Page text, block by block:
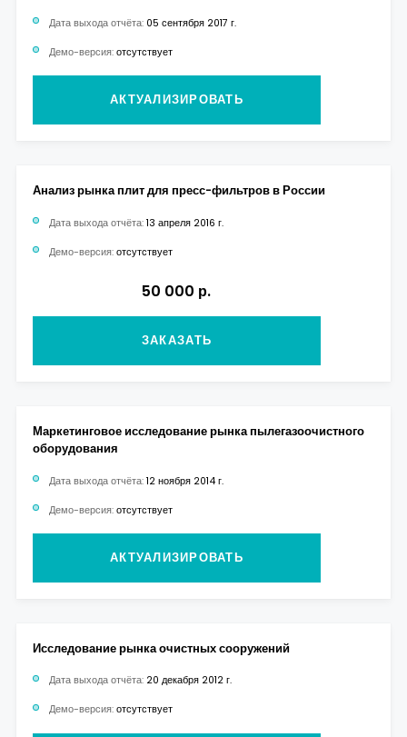
Дата выхода отчёта: 05 сентября 2017 г.
Демо-версия: отсутствует
АКТУАЛИЗИРОВАТЬ
Анализ рынка плит для пресс-фильтров в России
Дата выхода отчёта: 13 апреля 2016 г.
Демо-версия: отсутствует
50 000 р.
ЗАКАЗАТЬ
Маркетинговое исследование рынка пылегазоочистного
оборудования
Дата выхода отчёта: 12 ноября 2014 г.
Демо-версия: отсутствует
АКТУАЛИЗИРОВАТЬ
Исследование рынка очистных сооружений
Дата выхода отчёта: 20 декабря 2012 г.
Демо-версия: отсутствует